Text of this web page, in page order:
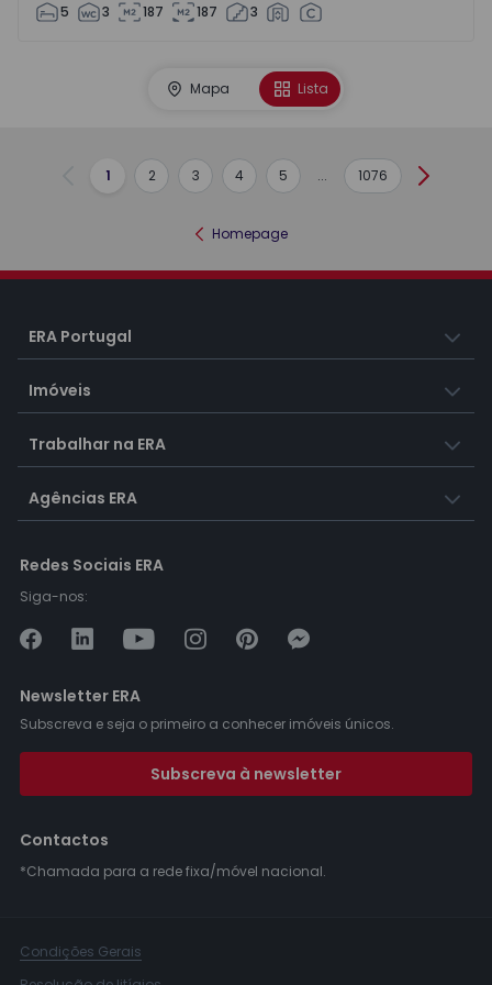
5 3 187 187 3
Mapa Lista
Anterior
1 2 3 4 5 ... 1076
Homepage
ERA Portugal
Imóveis
Trabalhar na ERA
Agências ERA
Redes Sociais ERA
Siga-nos:
Newsletter ERA
Subscreva e seja o primeiro a conhecer imóveis únicos.
Subscreva à newsletter
Contactos
*Chamada para a rede fixa/móvel nacional.
Condições Gerais